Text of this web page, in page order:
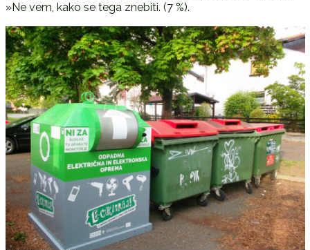
»Ne vem, kako se tega znebiti. (7 %).